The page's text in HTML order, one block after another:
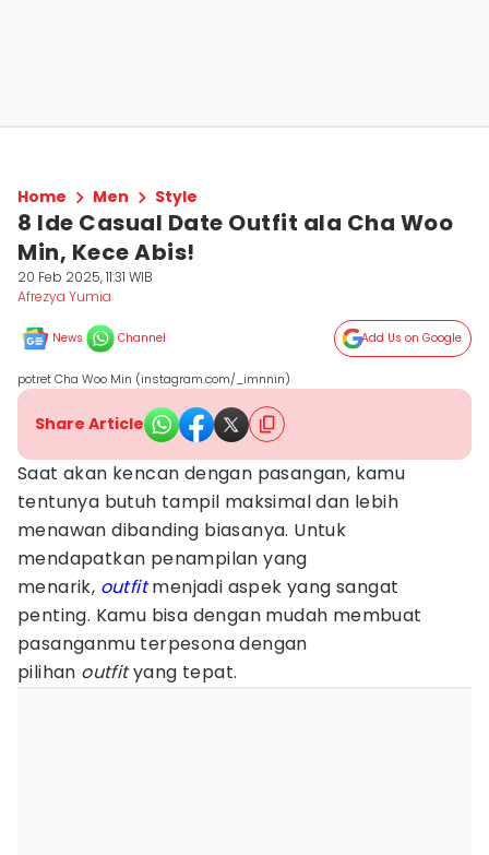
Home Men Style
8 Ide Casual Date Outfit ala Cha Woo
Min, Kece Abis!
20 Feb 2025, 11:31 WIB
Afrezya Yumia
News Channel Add Us on Google
potret Cha Woo Min (instagram.com/_imnnin)
Share Article
Saat akan kencan dengan pasangan, kamu
tentunya butuh tampil maksimal dan lebih
menawan dibanding biasanya. Untuk
mendapatkan penampilan yang
menarik, outfit menjadi aspek yang sangat
penting. Kamu bisa dengan mudah membuat
pasanganmu terpesona dengan
pilihan outfityang tepat.